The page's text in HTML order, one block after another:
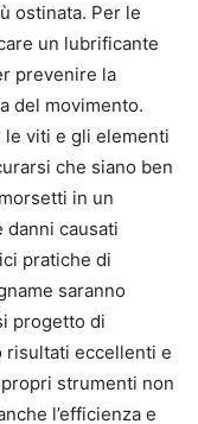
ostinata. Per le
un lubrificante
prevenire la
del movimento.
viti e gli elementi
che siano ben
in un
causati
pratiche di
saranno
progetto di
risultati eccellenti e
strumenti non
l’efficienza e